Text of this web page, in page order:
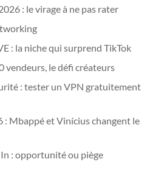
: le virage à ne pas rater
: la niche qui surprend TikTok
vendeurs, le défi créateurs
: tester un VPN gratuitement
: Mbappé et Vinícius changent le
: opportunité ou piège